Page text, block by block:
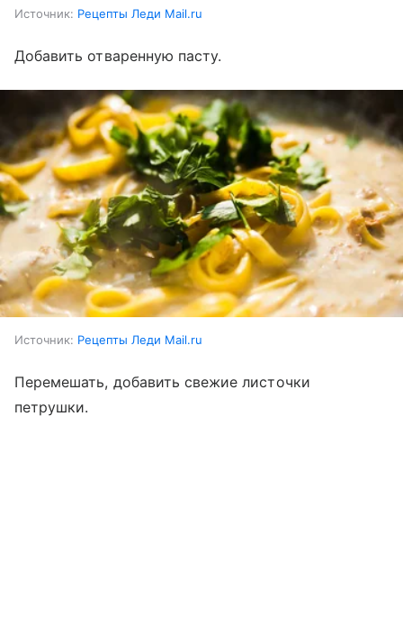
Источник: Рецепты Леди Mail.ru
Добавить отваренную пасту.
Источник: Рецепты Леди Mail.ru
Перемешать, добавить свежие листочки
петрушки.